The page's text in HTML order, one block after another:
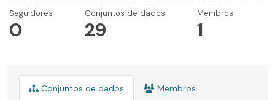
Seguidores
0
Conjuntos de dados
29
Membros
1
Conjuntos de dados Membros